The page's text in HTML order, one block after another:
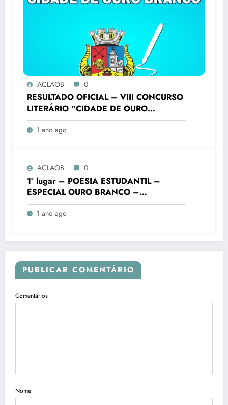
ACLAOB 0
RESULTADO OFICIAL – VIII CONCURSO
LITERÁRIO “CIDADE DE OURO
BRANCO”
1 ano ago
ACLAOB 0
1° lugar – POESIA ESTUDANTIL –
ESPECIAL OURO BRANCO –
FUNDAMENTAL FINAIS – Colégio
Batista Mineiro Unid. Ouro Branco – VIII
1 ano ago
PUBLICAR COMENTÁRIO
Comentários
Nome